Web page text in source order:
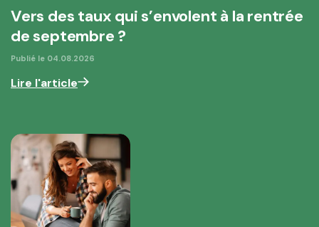
Vers des taux qui s’envolent à la rentrée
de septembre ?
Publié le 04.08.2026
Lire l'article